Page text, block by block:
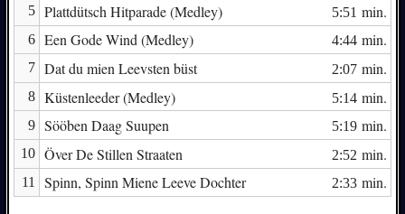
5 Plattdütsch Hitparade (Medley) 5:51 min.
6 Een Gode Wind (Medley) 4:44min.
7 Dat du mien Leevsten büst 2:07min.
8 Küstenleeder (Medley) 5:14min.
9 Sööben Daag Suupen 5:19min.
10 Över De Stillen Straaten 2:52 min.
11 Spinn, Spinn Miene Leeve Dochter 2:33min.